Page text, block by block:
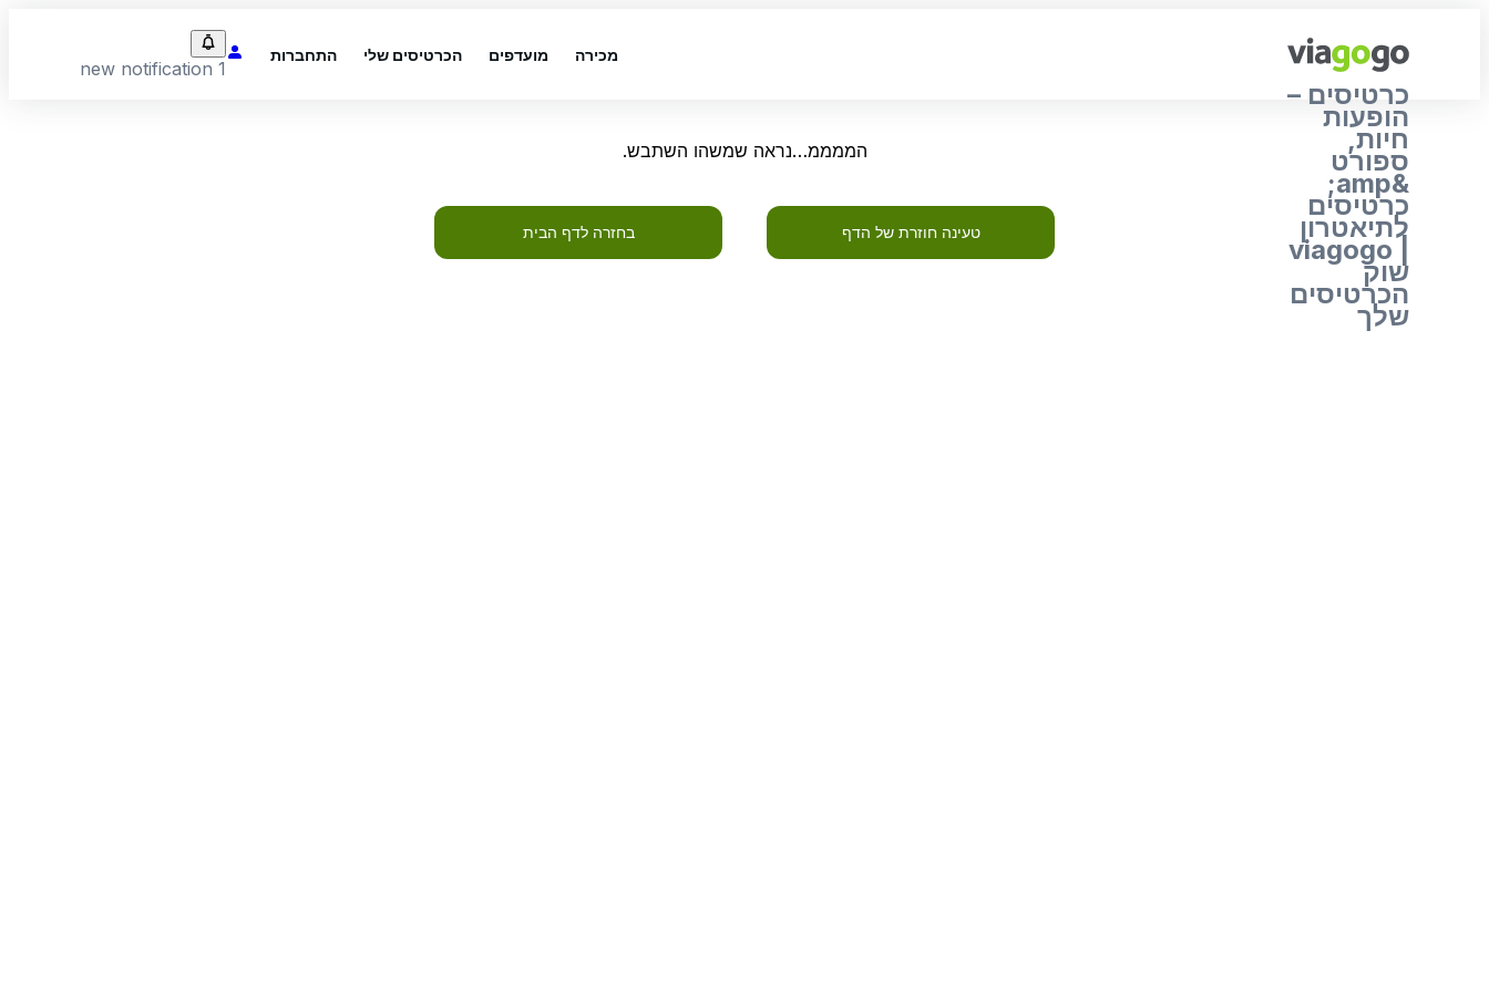
כרטיסים –
הופעות
חיות,
ספורט
&amp;
כרטיסים
לתיאטרון
| viagogo
שוק
הכרטיסים
שלך
מכירה מועדפים הכרטיסים שלי התחברות
1 new notification
הממממ…נראה שמשהו השתבש.
טעינה חוזרת של הדף בחזרה לדף הבית